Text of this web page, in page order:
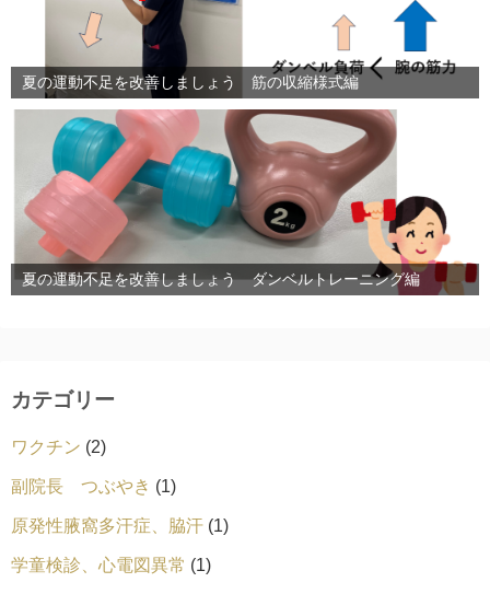
夏の運動不足を改善しましょう 筋の収縮様式編
夏の運動不足を改善しましょう ダンベルトレーニング編
カテゴリー
ワクチン (2)
副院長 つぶやき (1)
原発性腋窩多汗症、脇汗 (1)
学童検診、心電図異常 (1)